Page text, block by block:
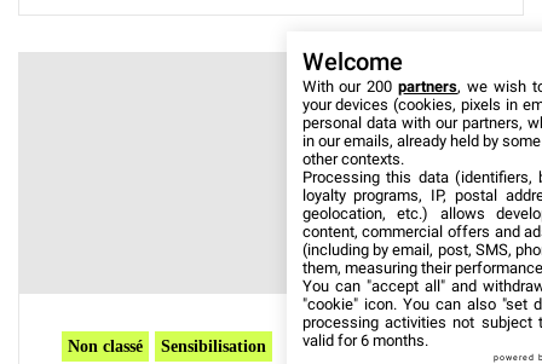
Non classé Sensibilisation
Welcome
With our 200partners, we wish
your devices (cookies, pixels in
personal data with our partners,
in our emails, already held by
other contexts.
Processing this data (identifiers,
loyalty programs, IP, postal
geolocation, etc.) allows
content, commercial offers and
(including by email, post, SMS,
them, measuring their
You can "accept all" and
"cookie" icon. You can also "set
processing activities not subject
valid for 6 months.
powered